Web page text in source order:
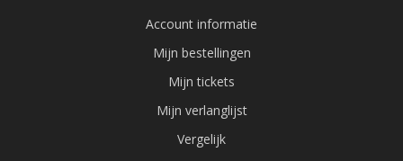
Account informatie
Mijn bestellingen
Mijn tickets
Mijn verlanglijst
Vergelijk